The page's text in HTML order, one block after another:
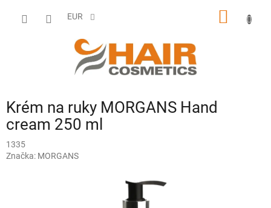
EUR
Krém na ruky MORGANS Hand
cream 250 ml
1335
Značka: MORGANS